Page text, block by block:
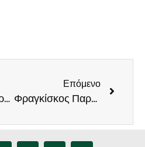
Φραγκίσκος Παρασύρης: «κοινό μέτωπο για τη σύνδεση του νότου με το Αεροδρόμιο στο Καστέλλι»
Επόμενο
Φραγκίσκος Παρασύρης: «Μέχρι 18 Απριλίου το Μaster Plan του Λιμανιού. Παράθυρο για αναδιάταξη στους χώρους, παρά το «όχι» στις εξώσεις